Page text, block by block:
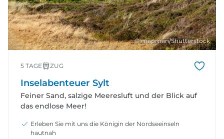
© mapman/Shutterstock
5 TAGE ZUG
Inselabenteuer Sylt
Feiner Sand, salzige Meeresluft und der Blick auf
das endlose Meer!
Erleben Sie mit uns die Königin der Nordseeinseln
hautnah